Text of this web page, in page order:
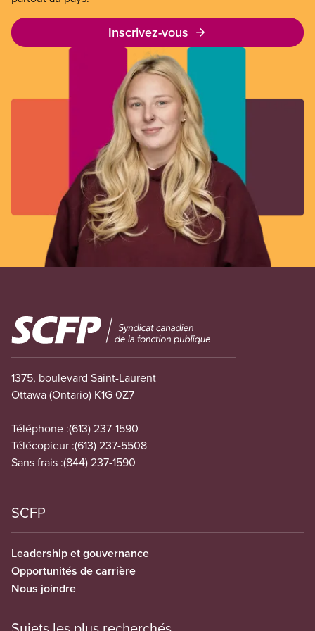
Inscrivez-vous
Image
1375, boulevard Saint-Laurent
Ottawa (Ontario) K1G 0Z7
Téléphone :(613) 237-1590
Télécopieur :(613) 237-5508
Sans frais :(844) 237-1590
SCFP
Leadership et gouvernance
Opportunités de carrière
Nous joindre